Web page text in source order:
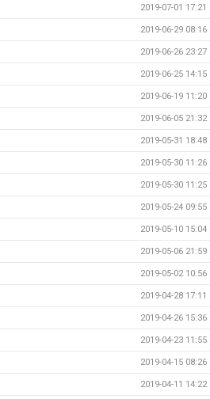
2019-07-01 17:21
2019-06-29 08:16
2019-06-26 23:27
2019-06-25 14:15
2019-06-19 11:20
2019-06-05 21:32
2019-05-31 18:48
2019-05-30 11:26
2019-05-30 11:25
2019-05-24 09:55
2019-05-10 15:04
2019-05-06 21:59
2019-05-02 10:56
2019-04-28 17:11
2019-04-26 15:36
2019-04-23 11:55
2019-04-15 08:26
2019-04-11 14:22